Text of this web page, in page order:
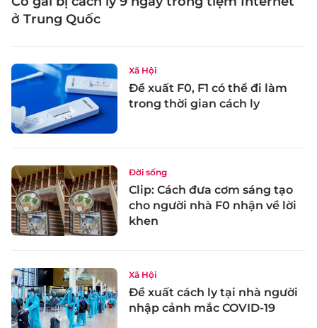
ở Trung Quốc
Xã Hội
Đề xuất F0, F1 có thể đi làm
trong thời gian cách ly
Đời sống
Clip: Cách đưa cơm sáng tạo
cho người nhà F0 nhận về lời
khen
Xã Hội
Đề xuất cách ly tại nhà người
nhập cảnh mắc COVID-19